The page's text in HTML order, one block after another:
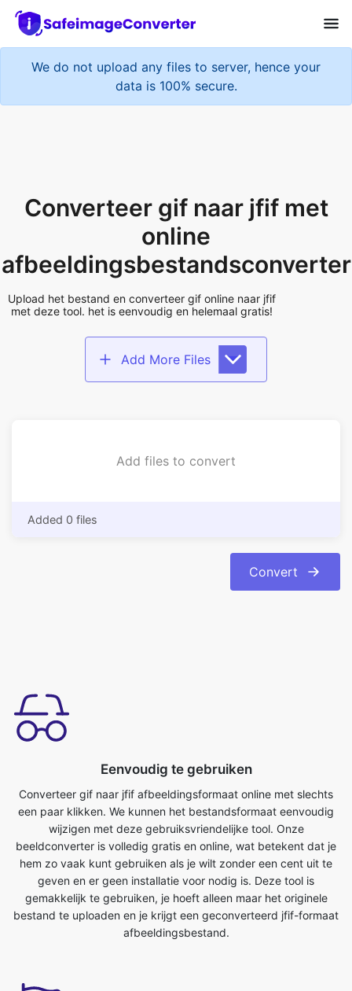
We do not upload any files to server, hence your
data is 100% secure.
afbeeldingsbestandsconverter
Upload het bestand en converteer gif online naar jfif
met deze tool. het is eenvoudig en helemaal gratis!
Add More Files
Converteer gif naar jfif afbeeldingsformaat online met slechts
een paar klikken. We kunnen het bestandsformaat eenvoudig
wijzigen met deze gebruiksvriendelijke tool. Onze
beeldconverter is volledig gratis en online, wat betekent dat je
hem zo vaak kunt gebruiken als je wilt zonder een cent uit te
geven en er geen installatie voor nodig is. Deze tool is
gemakkelijk te gebruiken, je hoeft alleen maar het originele
bestand te uploaden en je krijgt een geconverteerd jfif-formaat
afbeeldingsbestand.